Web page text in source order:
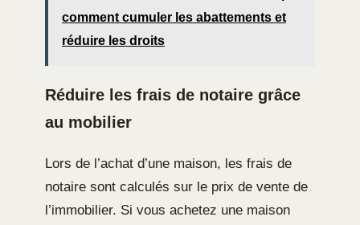
comment cumuler les abattements et
réduire les droits
Réduire les frais de notaire grâce
au mobilier
Lors de l’achat d’une maison, les frais de
notaire sont calculés sur le prix de vente de
l’immobilier. Si vous achetez une maison